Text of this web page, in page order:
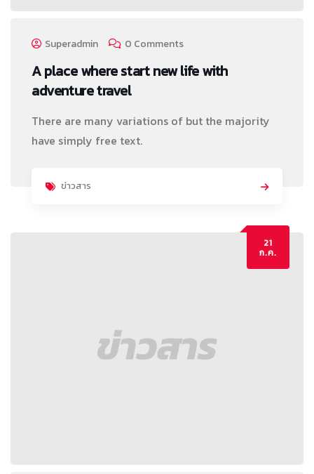
Superadmin 0 Comments
A place where start new life with
adventure travel
There are many variations of but the majority
have simply free text.
ข่าวสาร
21
ก.ค.